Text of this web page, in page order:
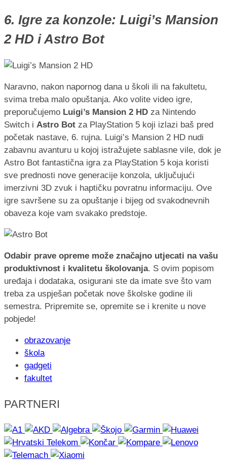
6. Igre za konzole: Luigi’s Mansion
2 HD i Astro Bot
Naravno, nakon napornog dana u školi ili na fakultetu,
svima treba malo opuštanja. Ako volite video igre,
preporučujemo Luigi’s Mansion 2 HD za Nintendo
Switch i Astro Bot za PlayStation 5 koji izlazi baš pred
početak nastave, 6. rujna. Luigi’s Mansion 2 HD nudi
zabavnu avanturu u kojoj istražujete sablasne vile, dok je
Astro Bot fantastična igra za PlayStation 5 koja koristi
sve prednosti nove generacije konzola, uključujući
imerzivni 3D zvuk i haptičku povratnu informaciju. Ove
igre savršene su za opuštanje i bijeg od svakodnevnih
obaveza koje vam svakako predstoje.
Odabir prave opreme može značajno utjecati na vašu
produktivnost i kvalitetu školovanja. S ovim popisom
uređaja i dodataka, osigurani ste da imate sve što vam
treba za uspješan početak nove školske godine ili
semestra. Pripremite se, opremite se i krenite u nove
pobjede!
obrazovanje
škola
gadgeti
fakultet
PARTNERI